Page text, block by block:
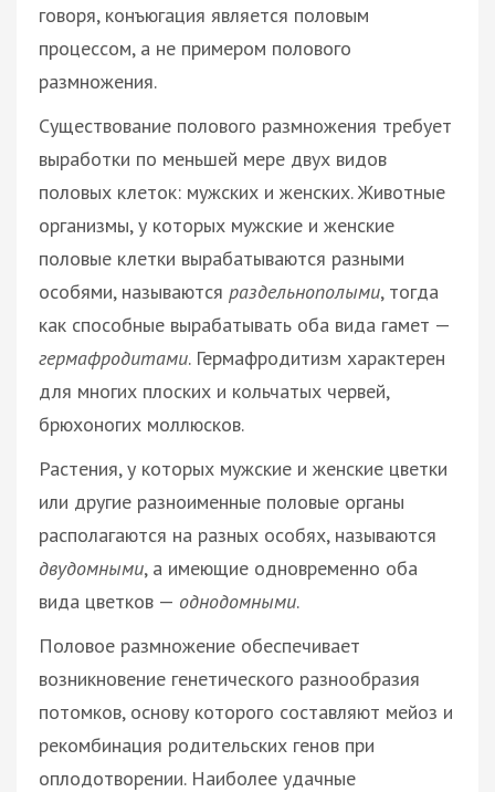
говоря, конъюгация является половым
процессом, а не примером полового
размножения.
Существование полового размножения требует
выработки по меньшей мере двух видов
половых клеток: мужских и женских. Животные
организмы, у которых мужские и женские
половые клетки вырабатываются разными
особями, называются раздельнополыми, тогда
как способные вырабатывать оба вида гамет —
гермафродитами. Гермафродитизм характерен
для многих плоских и кольчатых червей,
брюхоногих моллюсков.
Растения, у которых мужские и женские цветки
или другие разноименные половые органы
располагаются на разных особях, называются
двудомными, а имеющие одновременно оба
вида цветков — однодомными.
Половое размножение обеспечивает
возникновение генетического разнообразия
потомков, основу которого составляют мейоз и
рекомбинация родительских генов при
оплодотворении. Наиболее удачные